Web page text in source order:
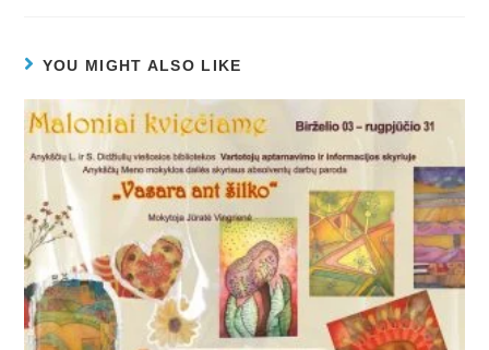
YOU MIGHT ALSO LIKE